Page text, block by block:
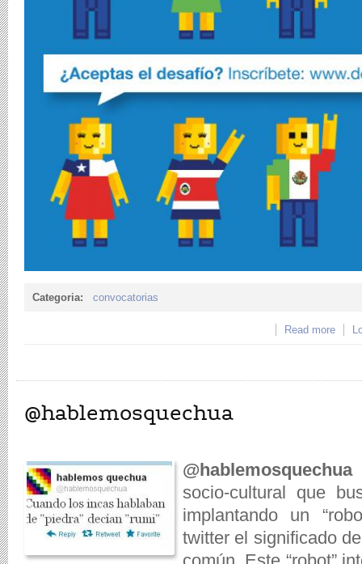
Categoria: convocatorias
Read more
@hablemosquechua
@hablemosquechua
socio-cultural que
implantando un
twitter el significado